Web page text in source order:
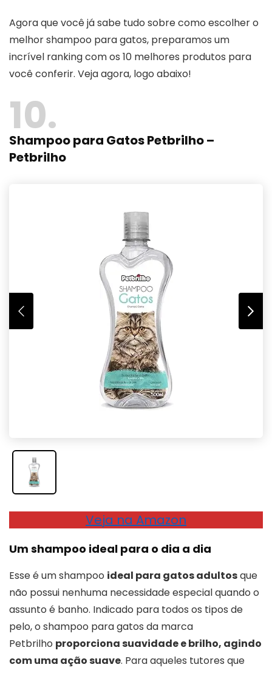
Agora que você já sabe tudo sobre como escolher o
melhor shampoo para gatos, preparamos um
incrível ranking com os 10 melhores produtos para
você conferir. Veja agora, logo abaixo!
10
Shampoo para Gatos Petbrilho –
Petbrilho
Veja na Amazon
Um shampoo ideal para o dia a dia
Esse é um shampoo ideal para gatos adultosque
não possui nenhuma necessidade especial quando o
assunto é banho. Indicado para todos os tipos de
pelo, o shampoo para gatos da marca
Petbrilho proporciona suavidade e brilho, agindo
com uma ação suave. Para aqueles tutores que